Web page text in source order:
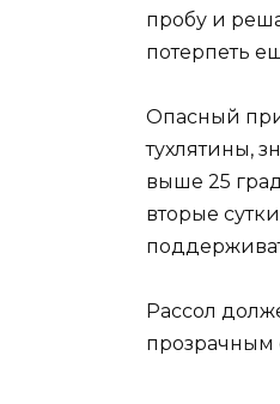
пробу и
потерпеть
Опасный
тухлятины,
выше 25
вторые
Рассол
прозрачным